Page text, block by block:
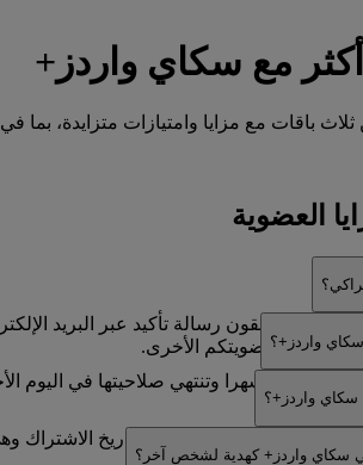
أكثر مع سكاي واردز+
باقات مع مزايا وامتيازات متزايدة،
العضوية
ستتلقون رسالة تأكيد عبر البريد
بيانات عضويتكم الأخرى.
واردز+؟
تلقائيا.
سكاي واردز+؟
سكاي واردز+ كهدية لشخص آخر؟